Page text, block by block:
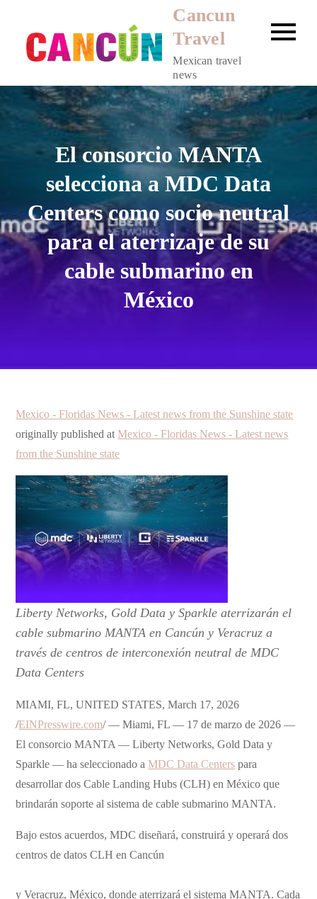
content
Cancun
Travel
Mexican travel
news
El consorcio MANTA
selecciona a MDC Data
Centers como socio neutral
para el aterrizaje de su
cable submarino en
México
Mexico - Floridas News - Latest news from the Sunshine state
originally published at Mexico - Floridas News - Latest news
from the Sunshine state
Liberty Networks, Gold Data y Sparkle aterrizarán el
cable submarino MANTA en Cancún y Veracruz a
través de centros de interconexión neutral de MDC
Data Centers
MIAMI, FL, UNITED STATES, March 17, 2026
/EINPresswire.com/ — Miami, FL — 17 de marzo de 2026 —
El consorcio MANTA — Liberty Networks, Gold Data y
Sparkle — ha seleccionado a MDC Data Centers para
desarrollar dos Cable Landing Hubs (CLH) en México que
brindarán soporte al sistema de cable submarino MANTA.
Bajo estos acuerdos, MDC diseñará, construirá y operará dos
centros de datos CLH en Cancún
y Veracruz, México, donde aterrizará el sistema MANTA. Cada